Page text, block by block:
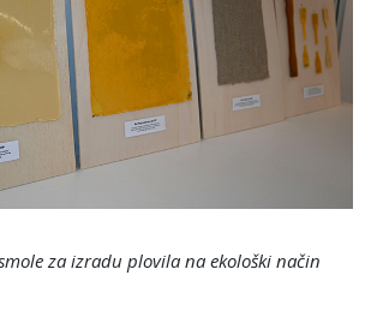
za izradu plovila na ekološki način